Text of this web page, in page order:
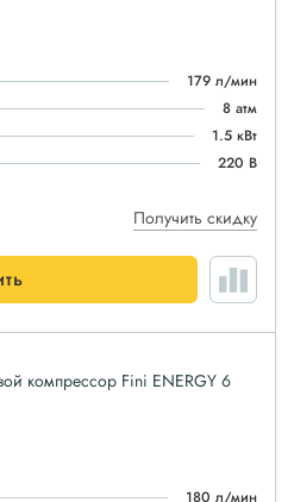
179 л/мин
8 атм
1.5 кВт
220 В
Получить скидку
компрессор Fini ENERGY 6
180 л/мин